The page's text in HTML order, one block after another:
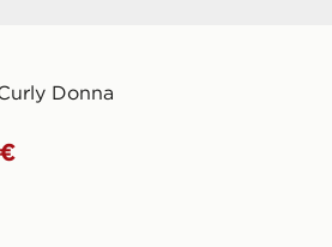
Donna